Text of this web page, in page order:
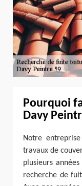
Pourquoi
Davy
Notre
travaux de
plusieurs
recherche de